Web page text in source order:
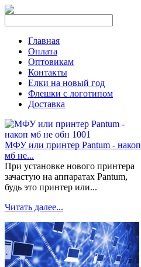
Главная
Оплата
Оптовикам
Контакты
Елки на новый год
Флешки с логотипом
Доставка
МФУ или принтер Pantum - накоп
мб не...
При установке нового принтера
зачастую на аппаратах Pantum,
будь это принтер или...
Читать далее...